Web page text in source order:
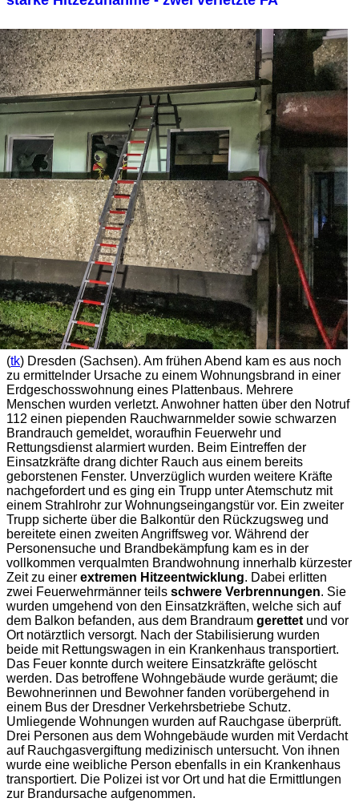
(tk) Dresden (Sachsen). Am frühen Abend kam es aus noch
zu ermittelnder Ursache zu einem Wohnungsbrand in einer
Erdgeschosswohnung eines Plattenbaus. Mehrere
Menschen wurden verletzt. Anwohner hatten über den Notruf
112 einen piependen Rauchwarnmelder sowie schwarzen
Brandrauch gemeldet, woraufhin Feuerwehr und
Rettungsdienst alarmiert wurden. Beim Eintreffen der
Einsatzkräfte drang dichter Rauch aus einem bereits
geborstenen Fenster. Unverzüglich wurden weitere Kräfte
nachgefordert und es ging ein Trupp unter Atemschutz mit
einem Strahlrohr zur Wohnungseingangstür vor. Ein zweiter
Trupp sicherte über die Balkontür den Rückzugsweg und
bereitete einen zweiten Angriffsweg vor. Während der
Personensuche und Brandbekämpfung kam es in der
vollkommen verqualmten Brandwohnung innerhalb kürzester
Zeit zu einer extremen Hitzeentwicklung. Dabei erlitten
zwei Feuerwehrmänner teils schwere Verbrennungen. Sie
wurden umgehend von den Einsatzkräften, welche sich auf
dem Balkon befanden, aus dem Brandraum gerettet und vor
Ort notärztlich versorgt. Nach der Stabilisierung wurden
beide mit Rettungswagen in ein Krankenhaus transportiert.
Das Feuer konnte durch weitere Einsatzkräfte gelöscht
werden. Das betroffene Wohngebäude wurde geräumt; die
Bewohnerinnen und Bewohner fanden vorübergehend in
einem Bus der Dresdner Verkehrsbetriebe Schutz.
Umliegende Wohnungen wurden auf Rauchgase überprüft.
Drei Personen aus dem Wohngebäude wurden mit Verdacht
auf Rauchgasvergiftung medizinisch untersucht. Von ihnen
wurde eine weibliche Person ebenfalls in ein Krankenhaus
transportiert. Die Polizei ist vor Ort und hat die Ermittlungen
zur Brandursache aufgenommen.